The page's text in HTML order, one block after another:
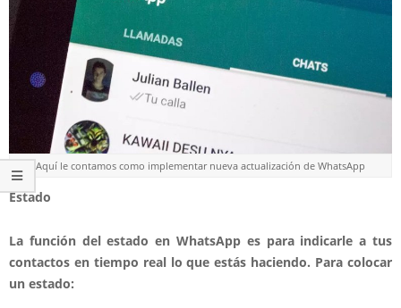
Aquí le contamos como implementar nueva actualización de WhatsApp
Estado
La función del estado en WhatsApp es para indicarle a tus
contactos en tiempo real lo que estás haciendo. Para colocar
un estado: